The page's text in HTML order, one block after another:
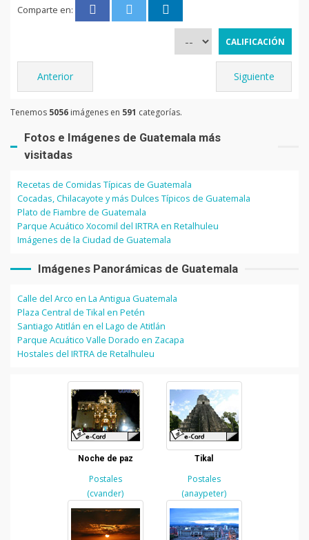
Comparte en:
Anterior Siguiente
Tenemos 5056 imágenes en 591 categorías.
Fotos e Imágenes de Guatemala más
visitadas
Recetas de Comidas Típicas de Guatemala
Cocadas, Chilacayote y más Dulces Típicos de Guatemala
Plato de Fiambre de Guatemala
Parque Acuático Xocomil del IRTRA en Retalhuleu
Imágenes de la Ciudad de Guatemala
Imágenes Panorámicas de Guatemala
Calle del Arco en La Antigua Guatemala
Plaza Central de Tikal en Petén
Santiago Atitlán en el Lago de Atitlán
Parque Acuático Valle Dorado en Zacapa
Hostales del IRTRA de Retalhuleu
Noche de paz
Postales
(cvander)
Tikal
Postales
(anaypeter)